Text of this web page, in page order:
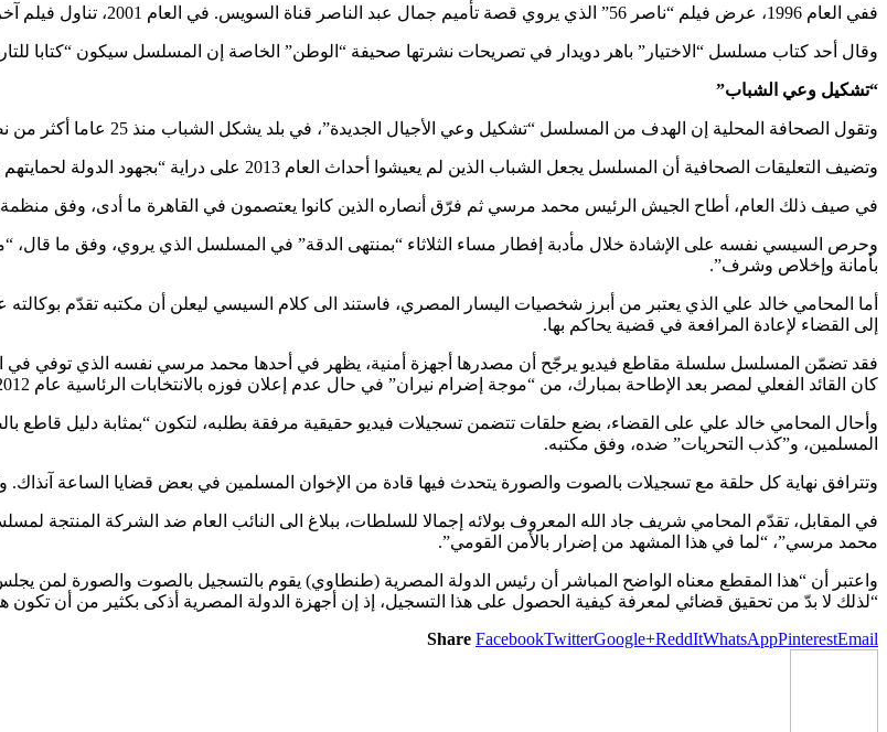
ففي العام 1996، عرض فيلم “ناصر 56” الذي يروي قصة تأميم جمال عبد الناصر قناة السويس. في العام 2001، تناول فيلم آخر حياة خليفته أنور السادات.
وقال أحد كتاب مسلسل “الاختيار” باهر دويدار في تصريحات نشرتها صحيفة “الوطن” الخاصة إن المسلسل سيكون “كتابا للتاريخ بعد 50 عاما”، علما أنه يتجاهل شخصيات كانت في قلب الاحداث
“تشكيل وعي الشباب”
وتقول الصحافة المحلية إن الهدف من المسلسل “تشكيل وعي الأجيال الجديدة”، في بلد يشكل الشباب منذ 25 عاما أكثر من نصف سكانه البالغ عددهم 103 ملايين نسمة.
وتضيف التعليقات الصحافية أن المسلسل يجعل الشباب الذين لم يعيشوا أحداث العام 2013 على دراية “بجهود الدولة لحمايتهم من الإرهاب”.
في صيف ذلك العام، أطاح الجيش الرئيس محمد مرسي ثم فرّق أنصاره الذين كانوا يعتصمون في القاهرة ما أدى، وفق
وحرص السيسي نفسه على الإشادة خلال مأدبة إفطار مساء الثلاثاء “بمنتهى الدقة” في المسلسل الذي يروي، وفق ما
بأمانة وإخلاص وشرف”.
أما المحامي خالد علي الذي يعتبر من أبرز شخصيات اليسار المصري، فاستند الى كلام السيسي ليعلن أن مكتبه تقدّم
إلى القضاء لإعادة المرافعة في قضية يحاكم بها.
كان القائد الفعلي لمصر بعد الإطاحة بمبارك، من “موجة إضرام نيران” في حال عدم إعلان فوزه بالانتخابات الرئاسية عام 2012.
وأحال المحامي خالد علي على القضاء، بضع حلقات تتضمن تسجيلات فيديو حقيقية مرفقة بطلبه، لتكون “بمثابة دليل قاطع
المسلمين، و”كذب التحريات” ضده، وفق مكتبه.
وتترافق نهاية كل حلقة مع تسجيلات بالصوت والصورة يتحدث فيها قادة من الإخوان المسلمين في بعض قضايا الساعة آنذاك.
محمد مرسي”، “لما في هذا المشهد من إضرار بالأمن القومي”.
واعتبر أن “هذا المقطع معناه الواضح المباشر أن رئيس الدولة المصرية (طنطاوي) يقوم بالتسجيل بالصوت والصورة لمن
“لذلك لا بدّ من تحقيق قضائي لمعرفة كيفية الحصول على هذا التسجيل، إذ إن أجهزة الدولة المصرية أذكى بكثير من أن
Share FacebookTwitterGoogle+ReddItWhatsAppPinterestEmail